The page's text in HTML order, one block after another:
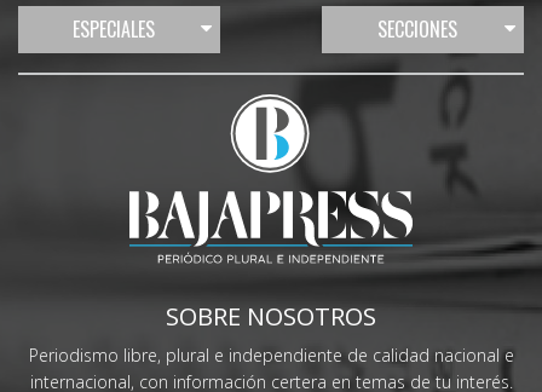
ESPECIALES SECCIONES
SOBRE NOSOTROS
Periodismo libre, plural e independiente de calidad nacional e
internacional, con información certera en temas de tu interés.